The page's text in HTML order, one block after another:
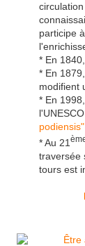
participe
* En
* En
modifient
* En
podiensis"
* Au 21
traversée
tours est